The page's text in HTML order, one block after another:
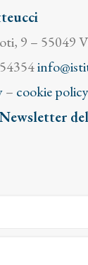
9 – 55049
– cookie policy